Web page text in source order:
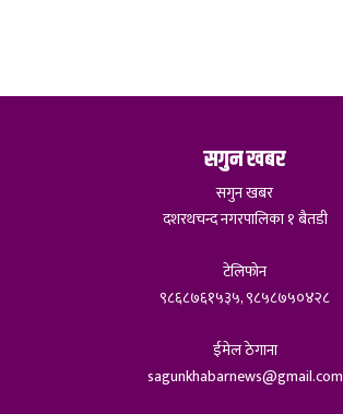
सगुन खबर
सगुन खबर
दशरथचन्द नगरपालिका १ बैतडी
टेलिफोन
९८६८७६१५३५, ९८५८७५०४२८
ईमेल ठेगाना
sagunkhabarnews@gmail.com